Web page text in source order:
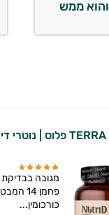
ממש
מגובה
פחמן 14
כורכומין...